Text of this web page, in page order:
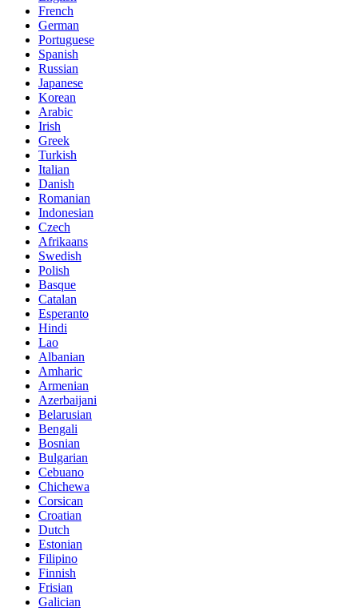
French
German
Portuguese
Spanish
Russian
Japanese
Korean
Arabic
Irish
Greek
Turkish
Italian
Danish
Romanian
Indonesian
Czech
Afrikaans
Swedish
Polish
Basque
Catalan
Esperanto
Hindi
Lao
Albanian
Amharic
Armenian
Azerbaijani
Belarusian
Bengali
Bosnian
Bulgarian
Cebuano
Chichewa
Corsican
Croatian
Dutch
Estonian
Filipino
Finnish
Frisian
Galician